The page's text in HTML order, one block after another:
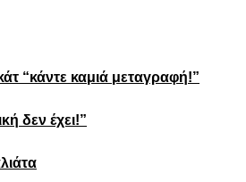
“κάντε καμιά μεταγραφή!”
δεν έχει!”